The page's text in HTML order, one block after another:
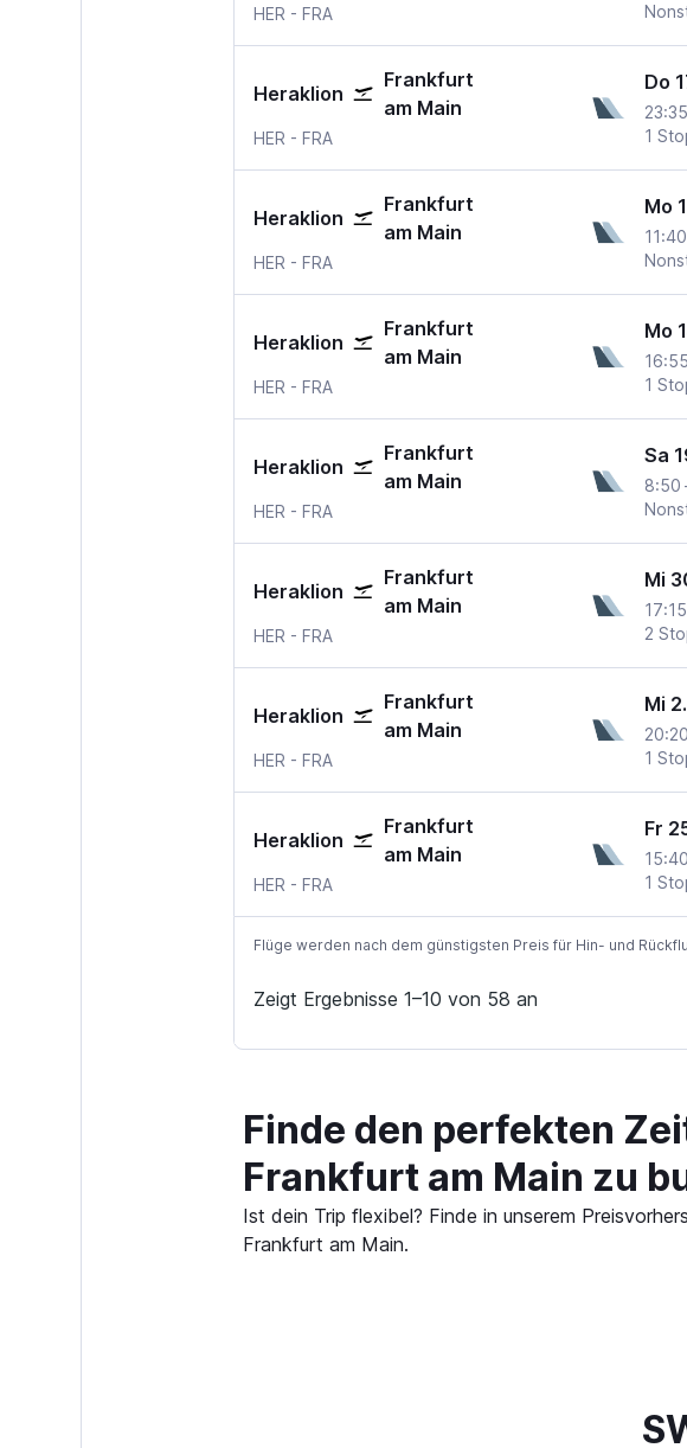
HER Heraklion
- FRA
Heraklion
Frankfurt
am Main
HER Heraklion
- FRA
Do
23:35
1
Heraklion
Frankfurt
am Main
HER Heraklion
- FRA
Mo
11:40
Heraklion
Frankfurt
am Main
HER Heraklion
- FRA
Mo
16:55
1
Heraklion
Frankfurt
am Main
HER Heraklion
- FRA
Sa
8:50
Heraklion
Frankfurt
am Main
HER Heraklion
- FRA
Mi
17:15
2
Heraklion
Frankfurt
am Main
HER Heraklion
- FRA
Mi
20:20
1
Heraklion
Frankfurt
am Main
HER Heraklion
- FRA
Fr
15:40
1
Flüge werden nach dem günstigsten Preis für Hin- und
Zeigt Ergebnisse 1–10 von 58 an
Finde den perfekten
Frankfurt am Main zu
Ist dein Trip flexibel? Finde in unserem
Frankfurt am Main.